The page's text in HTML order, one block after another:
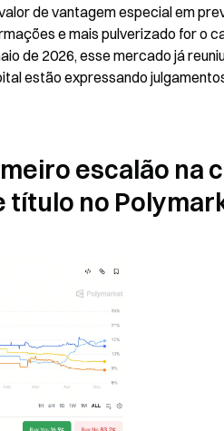
de vantagem especial em
e mais pulverizado for o
de 2026, esse mercado já
estão expressando
escalão na
título no